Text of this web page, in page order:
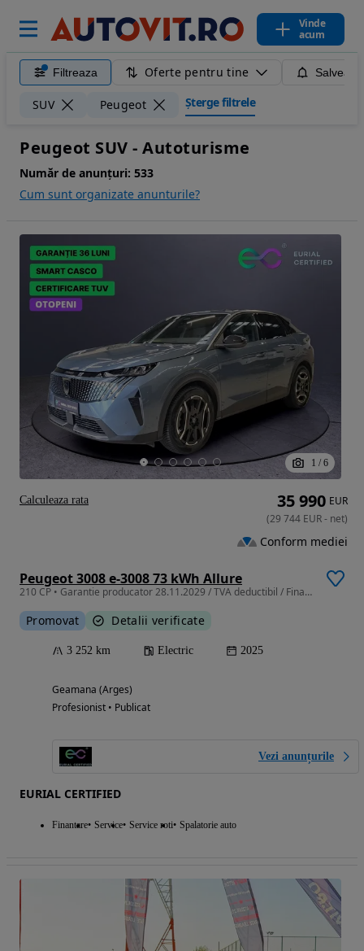
Vinde
acum
Filtreaza Oferte pentru tine
SUV Peugeot Șterge filtrele
Peugeot SUV - Autoturisme
Număr de anunțuri: 533
Cum sunt organizate anunturile?
1 / 6
Peugeot 3008 e-3008 73 kWh Allure
210 CP • Garantie producator 28.11.2029 / TVA deductibil / Finantare Leasing
Promovat Detalii verificate
3 252 km Electric 2025
Geamana (Arges)
Profesionist • Publicat
Vezi anunțurile
EURIAL CERTIFIED
Finantare Service Service roti Spalatorie auto
35 990 EUR
(29 744 EUR- net)
Conform mediei
Calculeaza rata